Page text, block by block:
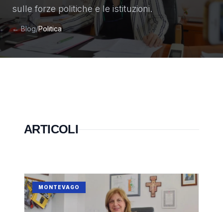
sulle forze politiche e le istituzioni.
← Blog/Politica
ARTICOLI
MONTEVAGO